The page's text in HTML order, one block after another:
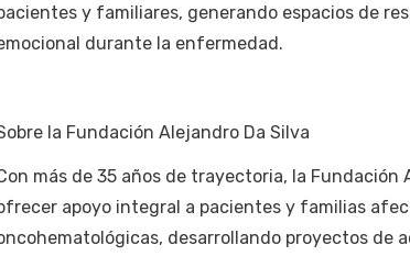
y familiares, generando espacios de
durante la enfermedad.
la Fundación Alejandro Da Silva
más de 35 años de trayectoria, la
apoyo integral a pacientes y familias
desarrollando proyectos de